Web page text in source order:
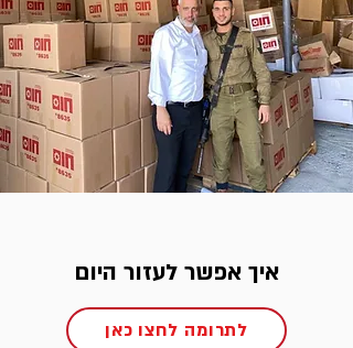
איך אפשר לעזור היום
לתרומה לחצו כאן